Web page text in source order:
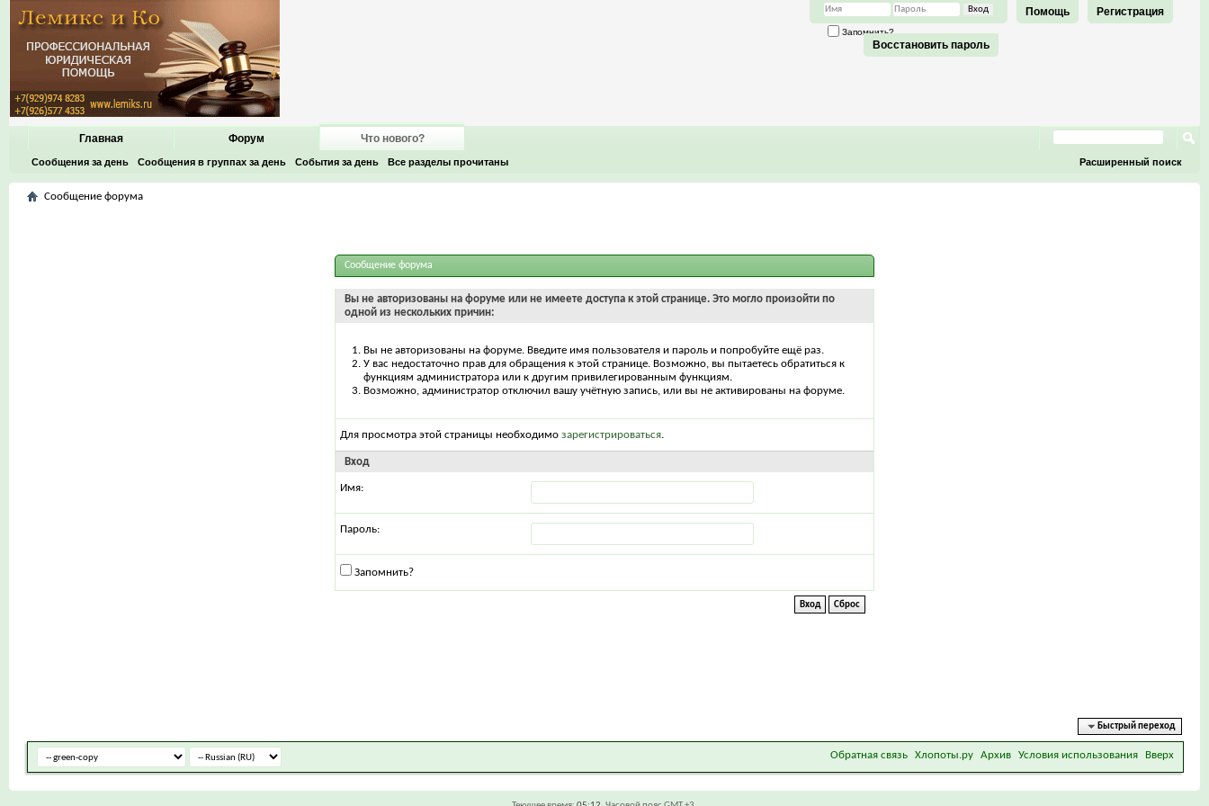
Регистрация
Помощь
Запомнить?
Восстановить пароль
Главная Форум Что нового?
Сообщения за день Сообщения в группах за день События за день Все разделы прочитаны Расширенный поиск
Сообщение форума
Сообщение форума
Вы не авторизованы на форуме или не имеете доступа к этой странице. Это могло произойти по
одной из нескольких причин:
Вы не авторизованы на форуме. Введите имя пользователя и пароль и попробуйте ещё раз.
У вас недостаточно прав для обращения к этой странице. Возможно, вы пытаетесь обратиться к
функциям администратора или к другим привилегированным функциям.
Возможно, администратор отключил вашу учётную запись, или вы не активированы на форуме.
Для просмотра этой страницы необходимо зарегистрироваться.
Вход
Имя:
Пароль:
Запомнить?
Быстрый переход
Обратная связь Хлопоты.ру Архив Условия использования Вверх